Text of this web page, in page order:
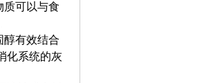
质可以与食
醇有效结合
化系统的灰